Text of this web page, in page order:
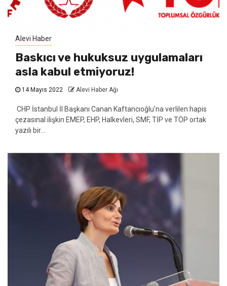
Alevi Haber
Baskıcı ve hukuksuz uygulamaları
asla kabul etmiyoruz!
14 Mayıs 2022 Alevi Haber Ağı
CHP İstanbul İl Başkanı Canan Kaftancıoğlu'na verlilen hapis
çezasınal ilişkin EMEP, EHP, Halkevleri, SMF, TİP ve TÖP ortak
yazılı bir...